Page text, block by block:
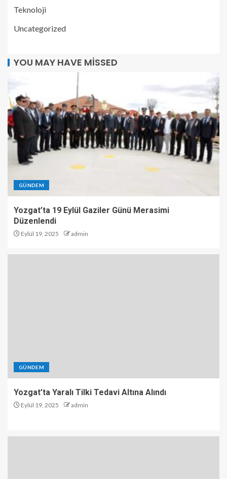
Teknoloji
Uncategorized
YOU MAY HAVE MISSED
GÜNDEM
Yozgat’ta 19 Eylül Gaziler Günü Merasimi
Düzenlendi
Eylül 19, 2025 admin
GÜNDEM
Yozgat’ta Yaralı Tilki Tedavi Altına Alındı
Eylül 19, 2025 admin